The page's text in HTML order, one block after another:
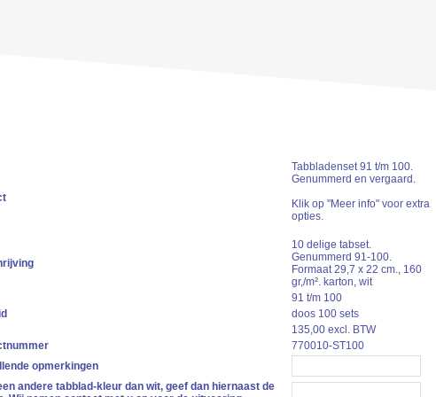
Tabbladenset 91 t/m 100.
Genummerd en vergaard.
Klik op "Meer info" voor extra
opties.
10 delige tabset.
Genummerd 91-100.
Formaat 29,7 x 22 cm., 160
gr,/m². karton, wit
91 t/m 100
doos 100 sets
135,00 excl. BTW
770010-ST100
opmerkingen
andere tabblad-kleur dan wit, geef dan hiernaast de